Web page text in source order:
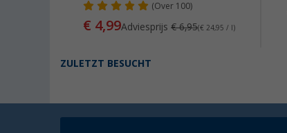
(Over 100)
€ 4,99Adviesprijs€ 6,95(€ 24,95 / l)
ZULETZT BESUCHT